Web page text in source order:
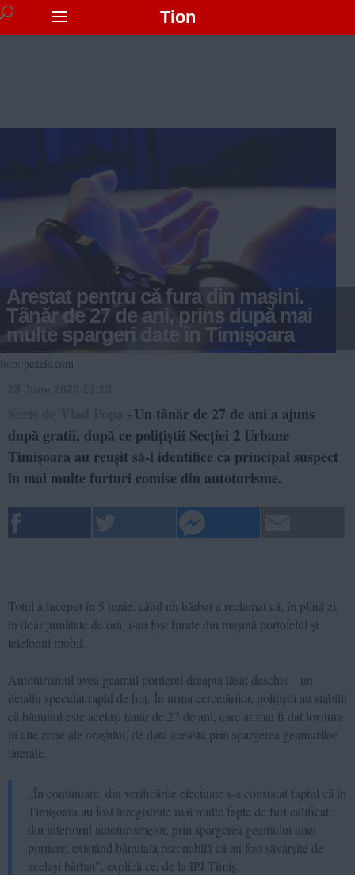
Tion
Arestat pentru că fura din mașini.
Tânăr de 27 de ani, prins după mai
multe spargeri date în Timișoara
foto: pexels.com
- Un tânăr de 27 de ani a ajuns
după gratii, după ce polițiștii Secției 2 Urbane
Timișoara au reușit să-l identifice ca principal suspect
în mai multe furturi comise din autoturisme.
Totul a început în 5 iunie, când un bărbat a reclamat că, în plină zi,
în doar jumătate de oră, i-au fost furate din mașină portofelul și
telefonul mobil.
Autoturismul avea geamul portierei dreapta lăsat deschis – un
detaliu speculat rapid de hoț. În urma cercetărilor, polițiștii au stabilit
că bănuitul este același tânăr de 27 de ani, care ar mai fi dat lovitura
în alte zone ale orașului, de data aceasta prin spargerea geamurilor
laterale.
„În continuare, din verificările efectuate s-a constatat faptul că în
Timișoara au fost înregistrate mai multe fapte de furt calificat,
din interiorul autoturismelor, prin spargerea geamului unei
portiere, existând bănuiala rezonabilă că au fost săvârșite de
același bărbat”, explică cei de la IPJ Timiș.